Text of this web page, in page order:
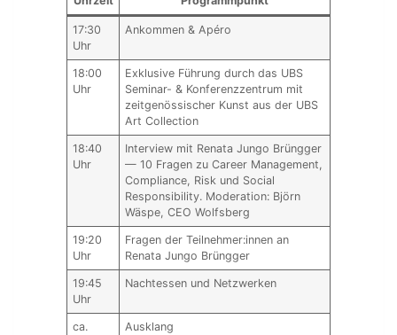
17:30
Uhr
Ankommen & Apéro
18:00
Uhr
Exklusive Führung durch das UBS
Seminar- & Konferenzzentrum mit
zeitgenössischer Kunst aus der UBS
Art Collection
18:40
Uhr
Interview mit Renata Jungo Brüngger
— 10 Fragen zu Career Management,
Compliance, Risk und Social
Responsibility. Moderation: Björn
Wäspe, CEO Wolfsberg
19:20
Uhr
Fragen der Teilnehmer:innen an
Renata Jungo Brüngger
19:45
Uhr
Nachtessen und Netzwerken
ca.
Ausklang